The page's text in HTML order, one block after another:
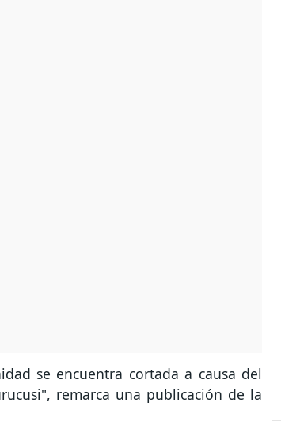
se encuentra cortada a causa del
remarca una publicación de la